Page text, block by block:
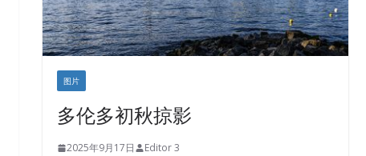
图片
多伦多初秋掠影
2025年9月17日 Editor 3